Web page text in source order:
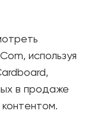
используя
в продаже